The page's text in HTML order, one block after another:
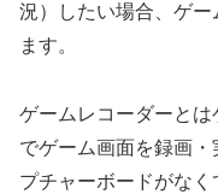
況）したい場合、ゲー
ます。
ゲームレコーダーと
でゲーム画面を録画
プチャーボードがなく